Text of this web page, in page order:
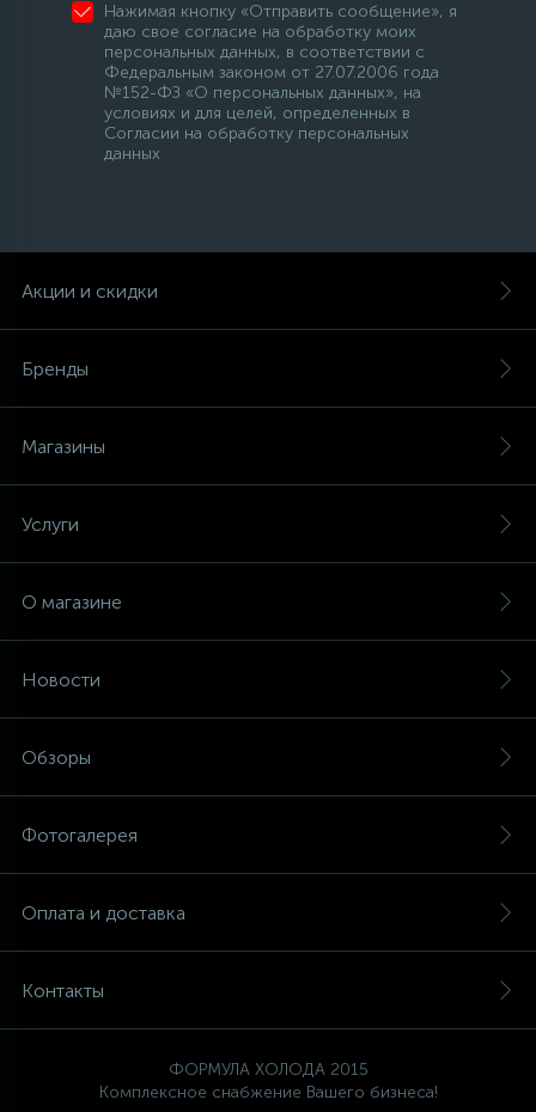
Нажимая кнопку «Отправить сообщение», я
даю свое согласие на обработку моих
персональных данных, в соответствии с
Федеральным законом от 27.07.2006 года
№152-ФЗ «О персональных данных», на
условиях и для целей, определенных в
Согласии на обработку персональных
данных
Акции и скидки
Бренды
Магазины
Услуги
О магазине
Новости
Обзоры
Фотогалерея
Оплата и доставка
Контакты
ФОРМУЛА ХОЛОДА 2015
Комплексное снабжение Вашего бизнеса!